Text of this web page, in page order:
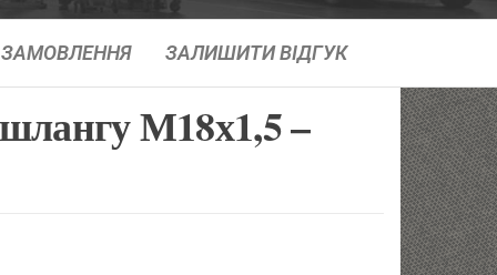
ЗАМОВЛЕННЯ ЗАЛИШИТИ ВІДГУК
М18х1,5 –